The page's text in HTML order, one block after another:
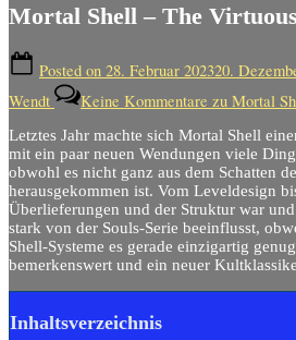
Mortal Shell – The
Posted on 28. Februar 202320.
Wendt
Keine Kommentare zu Mortal
Letztes Jahr machte sich Mortal Shell
mit ein paar neuen Wendungen viele
obwohl es nicht ganz aus dem Schatten
herausgekommen ist. Vom Leveldesign
Überlieferungen und der Struktur war
stark von der Souls-Serie beeinflusst,
Shell-Systeme es gerade einzigartig
bemerkenswert und ein neuer
Inhaltsverzeichnis